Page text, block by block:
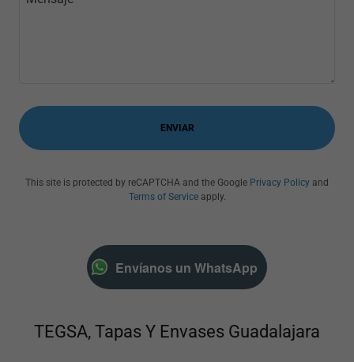
ENVIAR
This site is protected by reCAPTCHA and the Google Privacy Policy and
Terms of Serviceapply.
Envíanos un WhatsApp
TEGSA, Tapas Y Envases Guadalajara